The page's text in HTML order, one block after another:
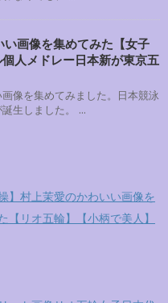
い画像を集めてみた【女子
人メドレー日本新が東京五
像を集めてみました。日本競泳
生しました。 ...
】村上茉愛のかわいい画像を
【リオ五輪】【小柄で美人】